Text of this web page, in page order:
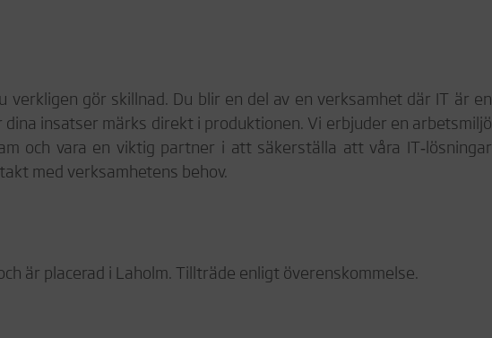
gör skillnad. Du blir en del av en verksamhet där IT är en
insatser märks direkt i produktionen. Vi erbjuder en arbetsmiljö
och vara en viktig partner i att säkerställa att våra IT‑lösningar
med verksamhetens behov.
är placerad i Laholm. Tillträde enligt överenskommelse.